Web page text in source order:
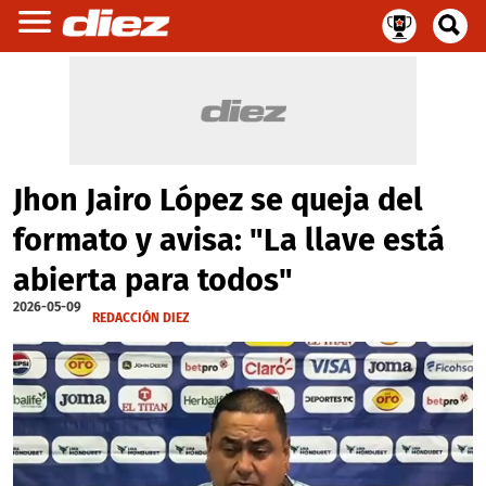
Jhon Jairo López se queja del
formato y avisa: "La llave está
abierta para todos"
2026-05-09
REDACCIÓN DIEZ